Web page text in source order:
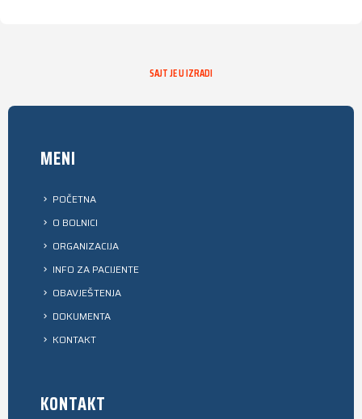
SAJT JE U IZRADI
MENI
POČETNA
O BOLNICI
ORGANIZACIJA
INFO ZA PACIJENTE
OBAVJEŠTENJA
DOKUMENTA
KONTAKT
KONTAKT